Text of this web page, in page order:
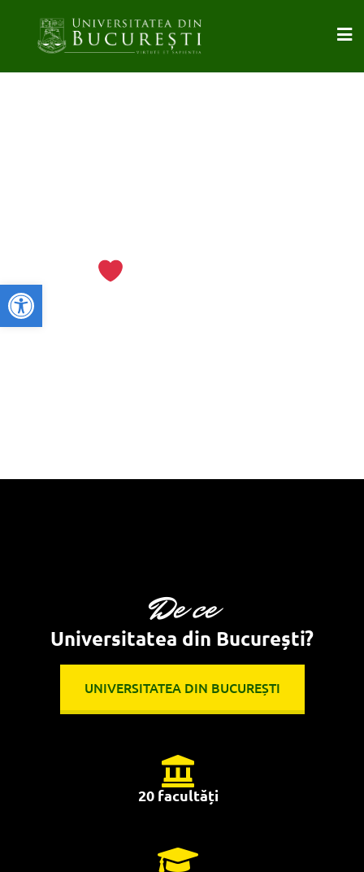
Deschide bara de unelte
De ce
Universitatea din București?
UNIVERSITATEA DIN BUCUREȘTI
20 facultăți